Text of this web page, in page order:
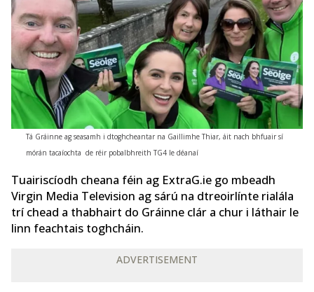
Tá Gráinne ag seasamh i dtoghcheantar na Gaillimhe Thiar, áit nach bhfuair sí
mórán tacaíochta de réir pobalbhreith TG4 le déanaí
Tuairiscíodh cheana féin ag ExtraG.ie go mbeadh
Virgin Media Television ag sárú na dtreoirlínte rialála
trí chead a thabhairt do Gráinne clár a chur i láthair le
linn feachtais toghcháin.
ADVERTISEMENT